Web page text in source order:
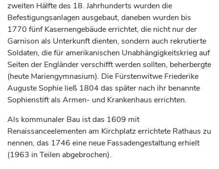
zweiten Hälfte des 18. Jahrhunderts wurden die
Befestigungsanlagen ausgebaut, daneben wurden bis
1770 fünf Kasernengebäude errichtet, die nicht nur der
Garnison als Unterkunft dienten, sondern auch rekrutierte
Soldaten, die für amerikanischen Unabhängigkeitskrieg auf
Seiten der Engländer verschifft werden sollten, beherbergte
(heute Mariengymnasium). Die Fürstenwitwe Friederike
Auguste Sophie ließ 1804 das später nach ihr benannte
Sophienstift als Armen- und Krankenhaus errichten.
Als kommunaler Bau ist das 1609 mit
Renaissanceelementen am Kirchplatz errichtete Rathaus zu
nennen, das 1746 eine neue Fassadengestaltung erhielt
(1963 in Teilen abgebrochen).